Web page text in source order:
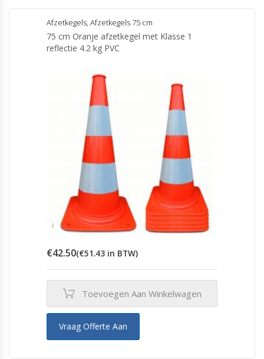
Afzetkegels, Afzetkegels 75 cm
75 cm Oranje afzetkegel met Klasse 1
reflectie 4.2 kg PVC
€42.50(€51.43 in BTW)
Toevoegen Aan Winkelwagen
Vraag Offerte Aan